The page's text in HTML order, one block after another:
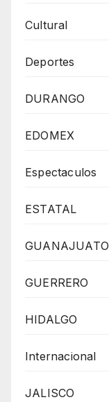
Cultural
Deportes
DURANGO
EDOMEX
Espectaculos
ESTATAL
GUANAJUATO
GUERRERO
HIDALGO
Internacional
JALISCO